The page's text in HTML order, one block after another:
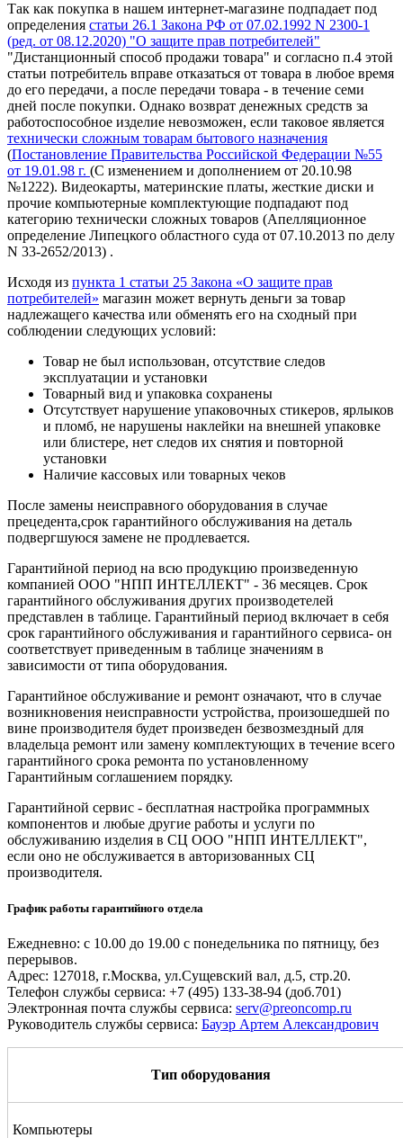
Так как покупка в нашем интернет-магазине подпадает под
определения статьи 26.1 Закона РФ от 07.02.1992 N 2300-1
(ред. от 08.12.2020) "О защите прав потребителей"
"Дистанционный способ продажи товара" и согласно п.4 этой
статьи потребитель вправе отказаться от товара в любое время
до его передачи, а после передачи товара - в течение семи
дней после покупки. Однако возврат денежных средств за
работоспособное изделие невозможен, если таковое является
технически сложным товарам бытового назначения
(Постановление Правительства Российской Федерации №55
от 19.01.98 г. (С изменением и дополнением от 20.10.98
№1222). Видеокарты, материнские платы, жесткие диски и
прочие компьютерные комплектующие подпадают под
категорию технически сложных товаров (Апелляционное
определение Липецкого областного суда от 07.10.2013 по делу
N 33-2652/2013) .
Исходя из пункта 1 статьи 25 Закона «О защите прав
потребителей» магазин может вернуть деньги за товар
надлежащего качества или обменять его на сходный при
соблюдении следующих условий:
Товар не был использован, отсутствие следов
эксплуатации и установки
Товарный вид и упаковка сохранены
Отсутствует нарушение упаковочных стикеров, ярлыков
и пломб, не нарушены наклейки на внешней упаковке
или блистере, нет следов их снятия и повторной
установки
Наличие кассовых или товарных чеков
После замены неисправного оборудования в случае
прецедента,срок гарантийного обслуживания на деталь
подвергшуюся замене не продлевается.
Гарантийной период на всю продукцию произведенную
компанией ООО "НПП ИНТЕЛЛЕКТ" - 36 месяцев. Срок
гарантийного обслуживания других производетелей
представлен в таблице. Гарантийный период включает в себя
срок гарантийного обслуживания и гарантийного сервиса- он
соответствует приведенным в таблице значениям в
зависимости от типа оборудования.
Гарантийное обслуживание и ремонт означают, что в случае
возникновения неисправности устройства, произошедшей по
вине производителя будет произведен безвозмездный для
владельца ремонт или замену комплектующих в течение всего
гарантийного срока ремонта по установленному
Гарантийным соглашением порядку.
Гарантийной сервис - бесплатная настройка программных
компонентов и любые другие работы и услуги по
обслуживанию изделия в СЦ ООО "НПП ИНТЕЛЛЕКТ",
если оно не обслуживается в авторизованных СЦ
производителя.
График работы гарантийного отдела
Ежедневно: с 10.00 до 19.00 с понедельника по пятницу, без
перерывов.
Адрес: 127018, г.Москва, ул.Сущевский вал, д.5, стр.20.
Телефон службы сервиса: +7 (495) 133-38-94 (доб.701)
Электронная почта службы сервиса: serv@preoncomp.ru
Руководитель службы сервиса: Бауэр Артем Александрович
Тип оборудования
Компьютеры